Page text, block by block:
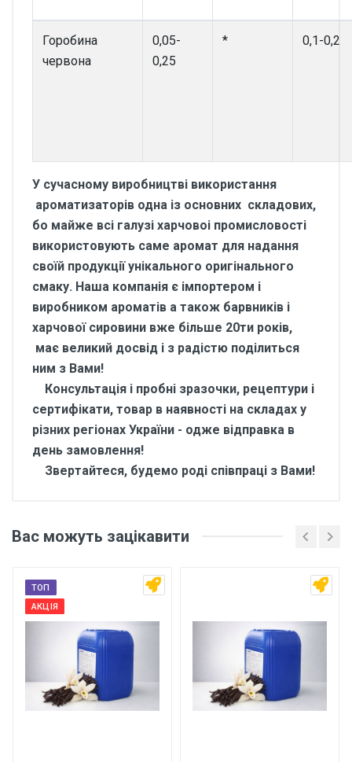
Горобина
червона
0,05-
0,25
* 0,1-0,2
У сучасному виробництві використання
ароматизаторів одна із основних складових,
бо майже всі галузі харчовоі промисловості
використовують саме аромат для надання
своїй продукції унікального оригінального
смаку. Наша компанія є імпортером і
виробником ароматів а також барвників і
харчової сировини вже більше 20ти років,
має великий досвід і з радістю поділиться
ним з Вами!
Консультація і пробні зразочки, рецептури і
сертифікати, товар в наявності на складах у
різних регіонах України - одже відправка в
день замовлення!
Звертайтеся, будемо роді співпраці з Вами!
Основні характеристики
Бренд
Країна виробник
Україна
Горобина червона 10 кг
Відгуки про товар поки що відсутні.
Написати відгук
Вас можуть зацікавити
ТОП
АКЦІЯ